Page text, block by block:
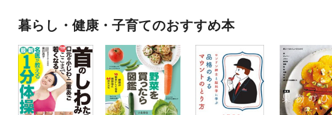
暮らし・健康・子育てのおすすめ本